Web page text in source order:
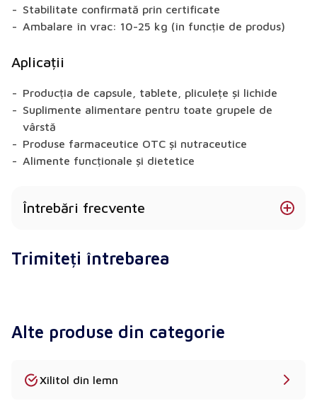
Stabilitate confirmată prin certificate
Ambalare în vrac: 10-25 kg (în funcție de produs)
Aplicații
Producția de capsule, tablete, pliculețe și lichide
Suplimente alimentare pentru toate grupele de
vârstă
Produse farmaceutice OTC și nutraceutice
Alimente funcționale și dietetice
Întrebări frecvente
forme?
Este furnizată documentație de calitate?
Absolut. Fiecare produs include un COA, o fișă
Care este cantitatea minimă de comandă pentru
Trimiteți întrebarea
Alte produse din categorie
Xilitol din lemn